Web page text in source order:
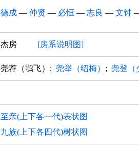
德成 — 仲贤 — 必恒 — 志良 — 文钟
杰房 [房系说明图]
尧荐（鹗飞）; 尧举（绍梅） ; 尧登（
至亲(上下各一代)表状图
九族(上下各四代)树状图